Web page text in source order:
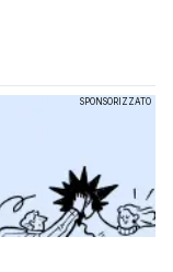
SPONSORIZZATO